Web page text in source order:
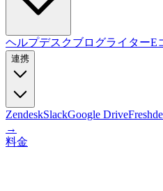
ヘルプデスクブログライターE
連携
ZendeskSlackGoogle Drive
→
料金